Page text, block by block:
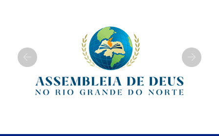
Previous Next